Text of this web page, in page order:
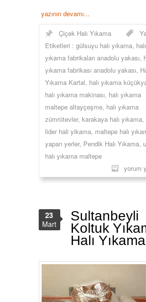
yazının devamı...
Çiçek Halı Yıkama
Etiketleri : gülsuyu halı yıkama, halı
yıkama fabrikaları anadolu yakası,
yıkama fabrikası anadolu yakası,
Yıkama Kartal, halı yıkama
halı yıkama makinası, halı yıkama
maltepe altayçeşme, halı yıkama
zümrütevler, karakaya halı yıkama,
lider hali yikama, maltepe halı
yapan yerler, Pendik Halı Yıkama,
halı yıkama maltepe
yorum
Sultanbeyli
Koltuk
Halı Yıkama
23
Mart